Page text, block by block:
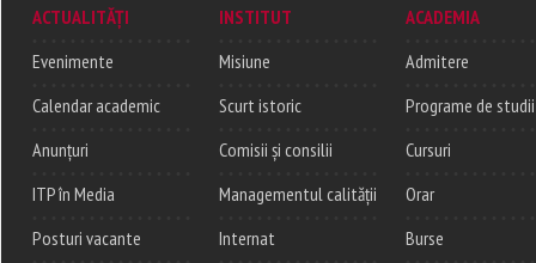
ACTUALITĂȚI
Evenimente
Calendar academic
Anunțuri
ITP în Media
Posturi vacante
INSTITUT
Misiune
Scurt istoric
Comisii și consilii
Managementul calității
Internat
ACADEMIA
Admitere
Programe de studii
Cursuri
Orar
Burse